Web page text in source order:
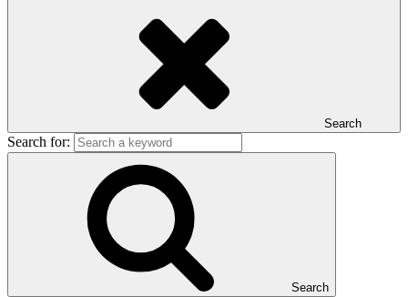
Search
Search for:
Search